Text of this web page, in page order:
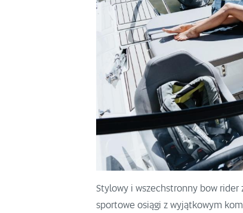
Stylowy i wszechstronny bow rider
sportowe osiągi z wyjątkowym